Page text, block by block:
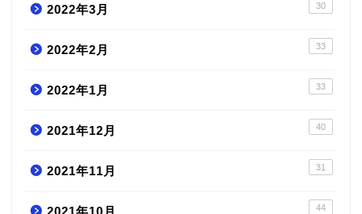
2022年3月 30
2022年2月 33
2022年1月 33
2021年12月 40
2021年11月 31
44